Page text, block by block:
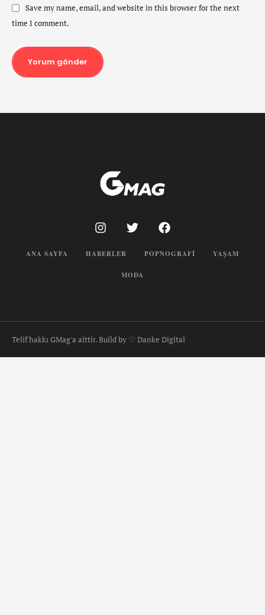
Save my name, email, and website in this browser for the next
time I comment.
Yorum gönder
ANA SAYFA HABERLER POPNOGRAFI YAŞAM
MODA
Telif hakkı GMag'a aittir. Build by ♡ Danke Digital